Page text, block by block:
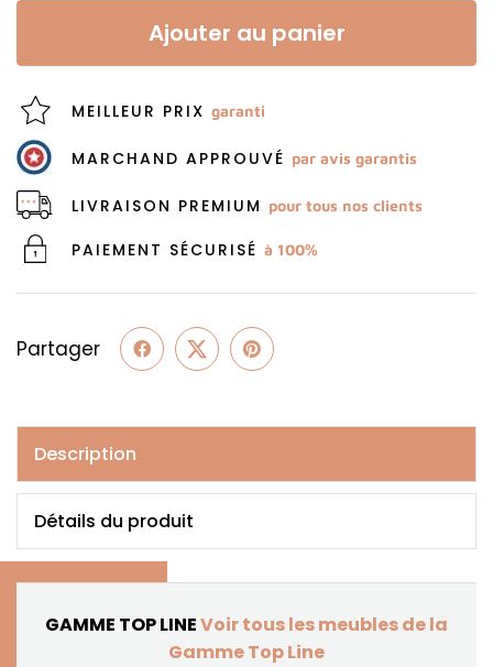
Ajouter au panier
MEILLEUR PRIX garanti
MARCHAND APPROUVÉ par avis garantis
LIVRAISON PREMIUM pour tous nos clients
PAIEMENT SÉCURISÉ à 100%
Partager
Description
GAMME TOP LINEVoir tous les meubles de la
Gamme Top Line
Détails du produit